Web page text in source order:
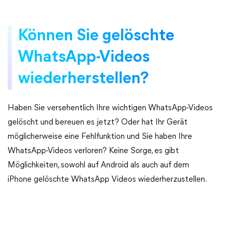
Können Sie gelöschte
WhatsApp-Videos
wiederherstellen?
Haben Sie versehentlich Ihre wichtigen WhatsApp-Videos
gelöscht und bereuen es jetzt? Oder hat Ihr Gerät
möglicherweise eine Fehlfunktion und Sie haben Ihre
WhatsApp-Videos verloren? Keine Sorge, es gibt
Möglichkeiten, sowohl auf Android als auch auf dem
iPhone gelöschte WhatsApp Videos wiederherzustellen.